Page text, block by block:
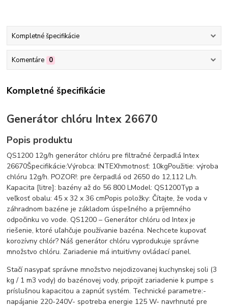
Kompletné špecifikácie
Komentáre 0
Kompletné špecifikácie
Generátor chlóru Intex 26670
Popis produktu
QS1200 12g/h generátor chlóru pre filtračné čerpadlá Intex
26670Špecifikácie:Výrobca: INTEXhmotnosť: 10kgPoužitie: výroba
chlóru 12g/h. POZOR!: pre čerpadlá od 2650 do 12,112 L/h.
Kapacita [litre]: bazény až do 56 800 LModel: QS1200Typ a
veľkosť obalu: 45 x 32 x 36 cmPopis položky: Čítajte, že voda v
záhradnom bazéne je základom úspešného a príjemného
odpočinku vo vode. QS1200 – Generátor chlóru od Intex je
riešenie, ktoré uľahčuje používanie bazéna. Nechcete kupovať
korozívny chlór? Náš generátor chlóru vyprodukuje správne
množstvo chlóru. Zariadenie má intuitívny ovládací panel.
Stačí nasypať správne množstvo nejodizovanej kuchynskej soli (3
kg / 1 m3 vody) do bazénovej vody, pripojiť zariadenie k pumpe s
príslušnou kapacitou a zapnúť systém. Technické parametre:-
napájanie 220-240V- spotreba energie 125 W- navrhnuté pre